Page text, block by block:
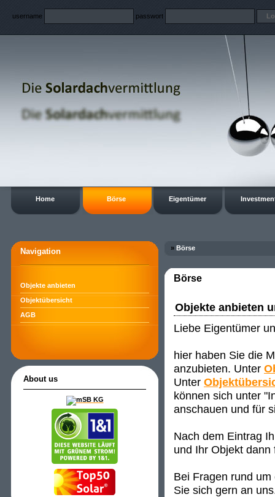
username passwort
Home Börse Eigentümer
Navigation
Objekte anbieten
Objektübersicht
AGB
About us
» Börse
Börse
Objekte anbieten
Liebe Eigentümer
hier haben Sie die
anzubieten. Unter
Unter
können sich unter
anschauen und für
Nach dem Eintrag
und Ihr Objekt dann
Bei Fragen rund
Sie sich gern an